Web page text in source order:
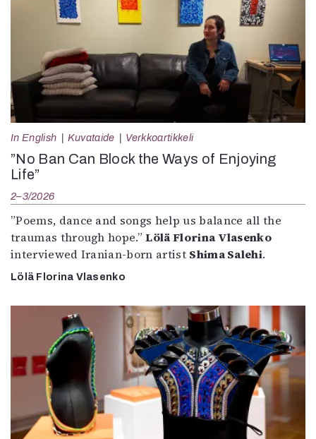
In English Kuvataide Verkkoartikkeli
”No Ban Can Block the Ways of Enjoying
Life”
2–3/2026
”Poems, dance and songs help us balance all the
traumas through hope.”Lölä Florina Vlasenko
interviewed Iranian-born artist Shima Salehi.
Lölä Florina Vlasenko